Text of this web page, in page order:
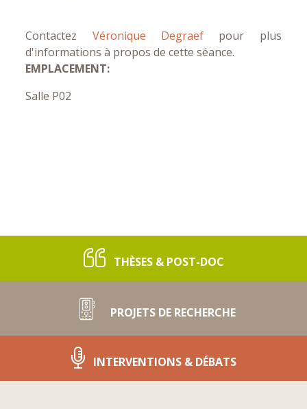
Contactez Véronique Degraef pour plus
d'informations à propos de cette séance.
EMPLACEMENT:
Salle P02
THÈSES & POST-DOC
PROJETS DE RECHERCHE
INTERVENTIONS & DÉBATS